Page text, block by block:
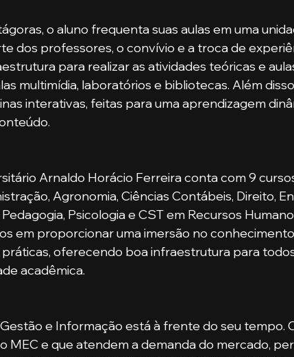
dos professores, o convívio e a troca de
para realizar as atividades teóricas e
multimídia, laboratórios e bibliotecas. Além
interativas, feitas para uma aprendizagem
Agronomia, Ciências Contábeis, Direito,
Psicologia e CST em Recursos
em proporcionar uma imersão no
práticas, oferecendo boa infraestrutura para
acadêmica.
MEC e que atendem a demanda do mercado,